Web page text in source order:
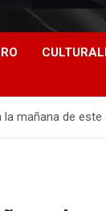
la mañana de